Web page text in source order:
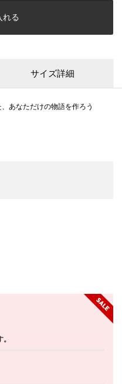
れる
サイズ詳細
あなただけの物語を作ろう